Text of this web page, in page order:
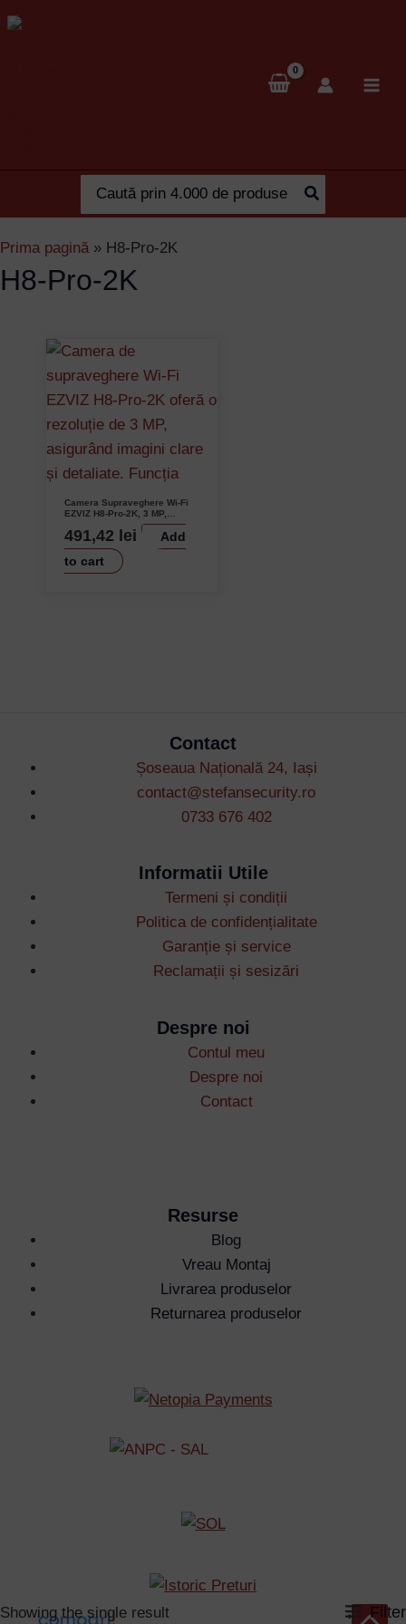
Skip
to
for:
Prima pagină» H8-Pro-2K
H8-Pro-2K
Showing the single result Filter
Camera Supraveghere Wi-Fi
EZVIZ H8-Pro-2K, 3 MP,
Pan&Tilt 350°, IR 30M,
Detectie Inteligentă, Urmărire
Automată, Audio Bidirecțional
491,42 lei
Add
to cart
Contact
Șoseaua Națională 24, Iași
contact@stefansecurity.ro
0733 676 402
Informatii Utile
Termeni și condiții
Politica de confidențialitate
Garanție și service
Reclamații și sesizări
Despre noi
Contul meu
Despre noi
Contact
Resurse
Blog
Vreau Montaj
Livrarea produselor
Returnarea produselor
Username or Email Address
Remember Me
Lost your password?
Scroll